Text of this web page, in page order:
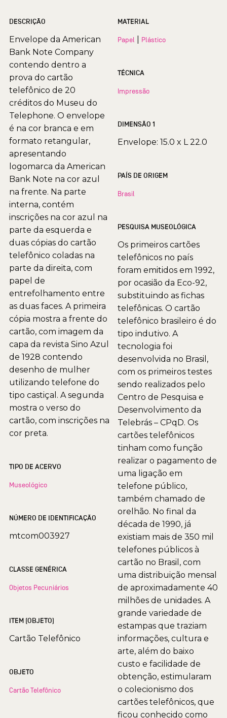
DESCRIÇÃO
Envelope da American
Bank Note Company
contendo dentro a
prova do cartão
telefônico de 20
créditos do Museu do
Telephone. O envelope
é na cor branca e em
formato retangular,
apresentando
logomarca da American
Bank Note na cor azul
na frente. Na parte
interna, contém
inscrições na cor azul na
parte da esquerda e
duas cópias do cartão
telefônico coladas na
parte da direita, com
papel de
entrefolhamento entre
as duas faces. A primeira
cópia mostra a frente do
cartão, com imagem da
capa da revista Sino Azul
de 1928 contendo
desenho de mulher
utilizando telefone do
tipo castiçal. A segunda
mostra o verso do
cartão, com inscrições na
cor preta.
TIPO DE ACERVO
Museológico
NÚMERO DE IDENTIFICAÇÃO
mtcom003927
CLASSE GENÉRICA
Objetos Pecuniários
ITEM (OBJETO)
Cartão Telefônico
OBJETO
Cartão Telefônico
MATERIAL
Papel Plástico
TÉCNICA
Impressão
DIMENSÃO 1
Envelope: 15.0 x L 22.0
PAÍS DE ORIGEM
Brasil
PESQUISA MUSEOLÓGICA
Os primeiros cartões
telefônicos no país
foram emitidos em 1992,
por ocasião da Eco-92,
substituindo as fichas
telefônicas. O cartão
telefônico brasileiro é do
tipo indutivo. A
tecnologia foi
desenvolvida no Brasil,
com os primeiros testes
sendo realizados pelo
Centro de Pesquisa e
Desenvolvimento da
Telebrás – CPqD. Os
cartões telefônicos
tinham como função
realizar o pagamento de
uma ligação em
telefone público,
também chamado de
orelhão. No final da
década de 1990, já
existiam mais de 350 mil
telefones públicos à
cartão no Brasil, com
uma distribuição mensal
de aproximadamente 40
milhões de unidades. A
grande variedade de
estampas que traziam
informações, cultura e
arte, além do baixo
custo e facilidade de
obtenção, estimularam
o colecionismo dos
cartões telefônicos, que
ficou conhecido como